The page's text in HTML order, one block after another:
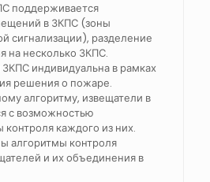
поддерживается
в ЗКПС (зоны
сигнализации), разделение
на несколько ЗКПС.
индивидуальна в рамках
решения о пожаре.
алгоритму, извещатели в
с возможностью
каждого из них.
алгоритмы контроля
и их объединения в